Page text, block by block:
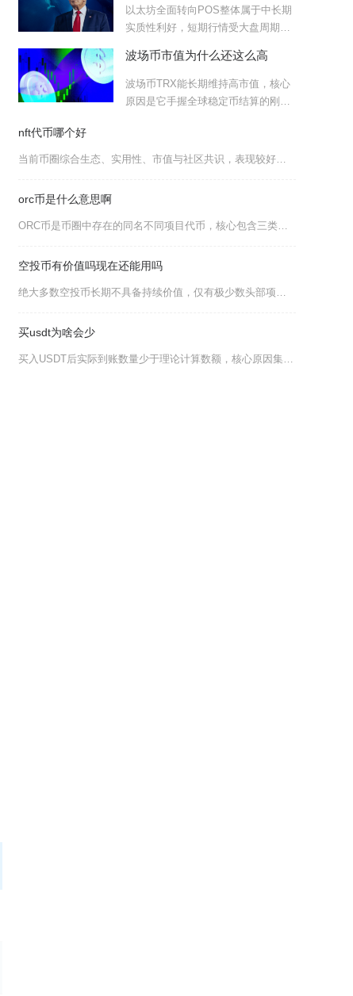
以太坊全面转向POS整体属于中长期
实质性利好，短期行情受大盘周期、
波场币市值为什么还这么高
波场币TRX能长期维持高市值，核心
原因是它手握全球稳定币结算的刚需
nft代币哪个好
当前币圈综合生态、实用性、市值与社区共识，表现较好的NFT代币主要有APE、BLUR、RN
orc币是什么意思啊
ORC币是币圈中存在的同名不同项目代币，核心包含三类：Solana链上兽人主题meme币、
空投币有价值吗现在还能用吗
绝大多数空投币长期不具备持续价值，仅有极少数头部项目空投代币能够保持价值；空投币理论上可以
买usdt为啥会少
买入USDT后实际到账数量少于理论计算数额，核心原因集中在OTC市场溢价价差、链上转账网络